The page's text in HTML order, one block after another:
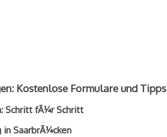
Kostenlose Formulare und Tipps
Schritt fÃ¼r Schritt
SaarbrÃ¼cken